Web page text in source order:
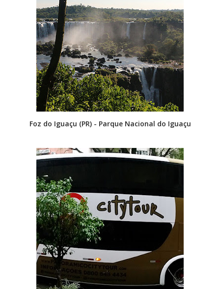
Foz do Iguaçu (PR) - Parque Nacional do Iguaçu